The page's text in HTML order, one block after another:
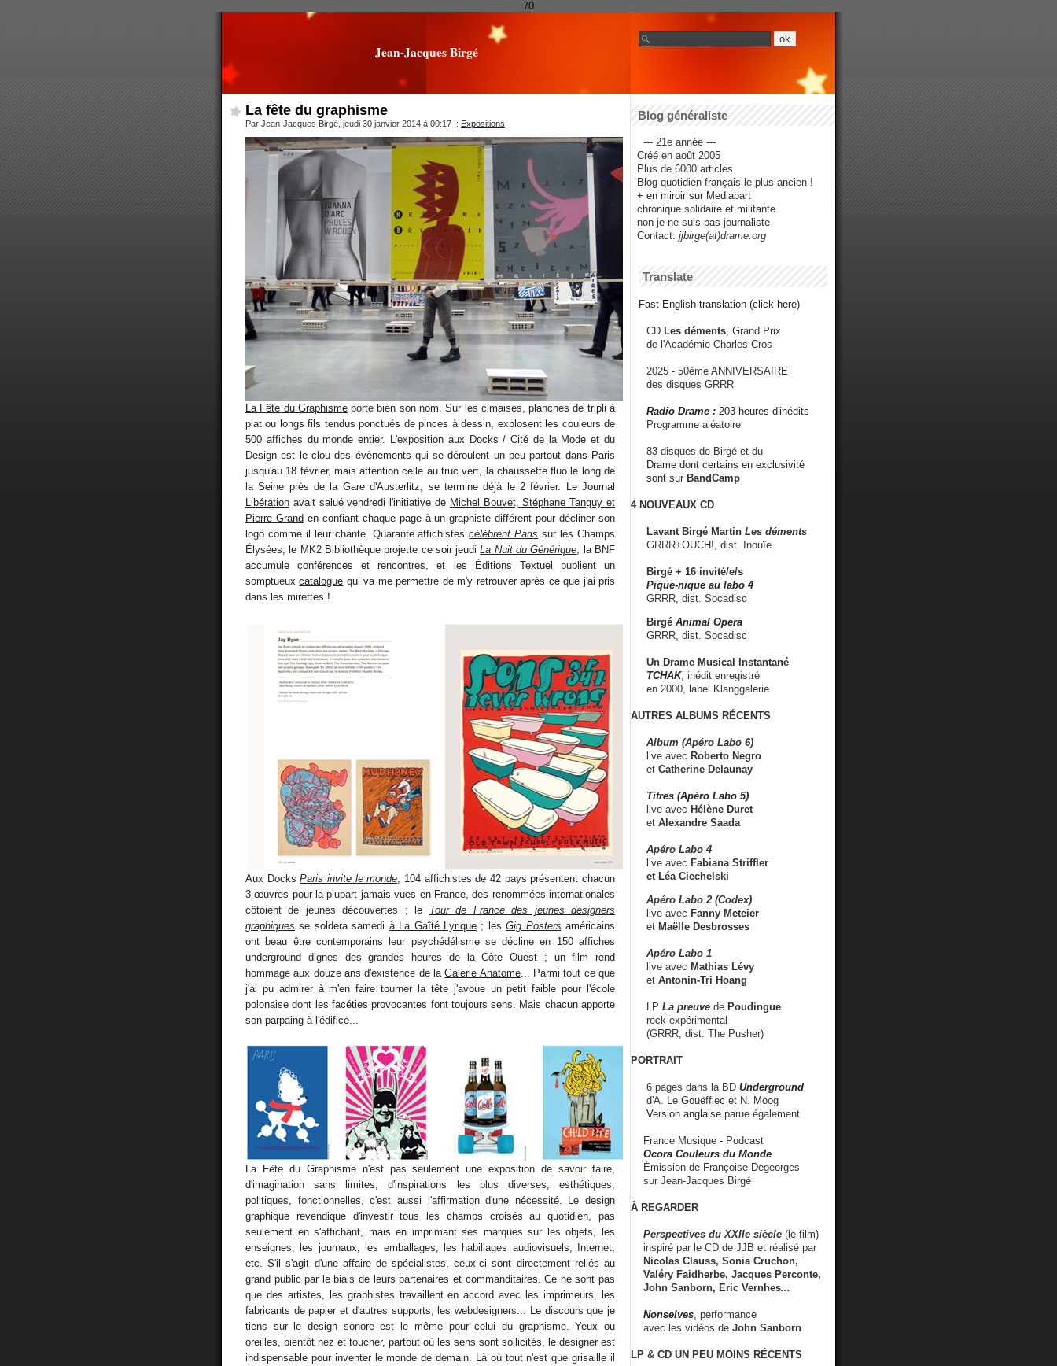
70
Jean-Jacques Birgé
La fête du graphisme
Par Jean-Jacques Birgé, jeudi 30 janvier 2014 à 00:17 :: Expositions
La Fête du Graphismeporte bien son nom. Sur les cimaises, planches de tripli à
plat ou longs fils tendus ponctués de pinces à dessin, explosent les couleurs de
500 affiches du monde entier. L'exposition aux Docks / Cité de la Mode et du
Design est le clou des évènements qui se déroulent un peu partout dans Paris
jusqu'au 18 février, mais attention celle au truc vert, la chaussette fluo le long de
la Seine près de la Gare d'Austerlitz, se termine déjà le 2 février. Le Journal
Libération avait salué vendredi l'initiative de Michel Bouvet, Stéphane Tanguy et
Pierre Grand en confiant chaque page à un graphiste différent pour décliner son
logo comme il leur chante. Quarante affichistescélèbrent Paris sur les Champs
Élysées, le MK2 Bibliothèque projette ce soir jeudiLa Nuit du Générique , la BNF
accumuleconférences et rencontres , et les Éditions Textuel publient un
somptueuxcatalogue qui va me permettre de m'y retrouver après ce que j'ai pris
dans les mirettes !
Aux DocksParis invite le monde , 104 affichistes de 42 pays présentent chacun
3 œuvres pour la plupart jamais vues en France, des renommées internationales
côtoient de jeunes découvertes ; le Tour de France des jeunes designers
graphiques se soldera samedi à La Gaîté Lyrique; lesGig Posters américains
ont beau être contemporains leur psychédélisme se décline en 150 affiches
underground dignes des grandes heures de la Côte Ouest ; un film rend
hommage aux douze ans d'existence de laGalerie Anatome... Parmi tout ce que
j'ai pu admirer à m'en faire tourner la tête j'avoue un petit faible pour l'école
polonaise dont les facéties provocantes font toujours sens. Mais chacun apporte
son parpaing à l'édifice...
La Fête du Graphisme n'est pas seulement une exposition de savoir faire,
d'imagination sans limites, d'inspirations les plus diverses, esthétiques,
politiques, fonctionnelles, c'est aussi
l'affirmation d'une nécessité. Le design
graphique revendique d'investir tous les champs croisés au quotidien, pas
seulement en s'affichant, mais en imprimant ses marques sur les objets, les
enseignes, les journaux, les emballages, les habillages audiovisuels, Internet,
etc. S'il s'agit d'une affaire de spécialistes, ceux-ci sont directement reliés au
grand public par le biais de leurs partenaires et commanditaires. Ce ne sont pas
que des artistes, les graphistes travaillent en accord avec les imprimeurs, les
fabricants de papier et d'autres supports, les webdesigners... Le discours que je
tiens sur le design sonore est le même pour celui du graphisme. Yeux ou
oreilles, bientôt nez et toucher, partout où les sens sont sollicités, le designer est
indispensable pour inventer le monde de demain. Là où tout n'est que grisaille il
Blog généraliste
--- 21e année ---
Créé en août 2005
Plus de 6000 articles
Blog quotidien français le plus ancien !
+ en miroir sur Mediapart
chronique solidaire et militante
non je ne suis pas journaliste
Contact: jjbirge(at)drame.org
Translate
Fast English translation (click here)
CD Les déments , Grand Prix
de l'Académie Charles Cros
2025 - 50ème ANNIVERSAIRE
des disques GRRR
Radio Drame : 203 heures d'inédits
Programme aléatoire
83 disques de Birgé et du
Drame dont certains en exclusivité
sont sur BandCamp
4 NOUVEAUX CD
Lavant Birgé Martin Les déments
GRRR+OUCH!, dist. Inouïe
Birgé + 16 invité/e/s
Pique-nique au labo 4
GRRR, dist. Socadisc
Birgé Animal Opera
GRRR, dist. Socadisc
Un Drame Musical Instantané
TCHAK, inédit enregistré
en 2000, label Klanggalerie
AUTRES ALBUMS RÉCENTS
Album (Apéro Labo 6)
live avec Roberto Negro
et Catherine Delaunay
Titres (Apéro Labo 5)
live avec Hélène Duret
et Alexandre Saada
Apéro Labo 4
live avec Fabiana Striffler
et Léa Ciechelski
Apéro Labo 2 (Codex)
live avec Fanny Meteier
et Maëlle Desbrosses
Apéro Labo 1
live avec Mathias Lévy
et Antonin-Tri Hoang
LP La preuve de Poudingue
rock expérimental
(GRRR, dist. The Pusher)
PORTRAIT
6 pages dans la BD Underground
d'A. Le Gouëfflec et N. Moog
Version anglaise parue également
France Musique - Podcast
Ocora Couleurs du Monde
Émission de Françoise Degeorges
sur Jean-Jacques Birgé
À REGARDER
Perspectives du XXIIe siècle (le film)
inspiré par le CD de JJB et réalisé par
Nicolas Clauss, Sonia Cruchon,
Valéry Faidherbe, Jacques Perconte,
John Sanborn, Eric Vernhes...
Nonselves , performance
avec les vidéos de John Sanborn
LP & CD UN PEU MOINS RÉCENTS